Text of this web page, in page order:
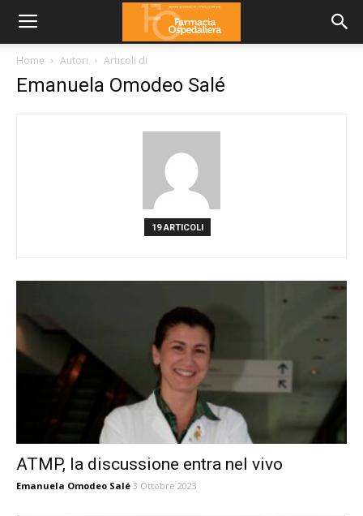
Home Autori Articoli di
Emanuela Omodeo Salé
19 ARTICOLI
ATMP, la discussione entra nel vivo
Emanuela Omodeo Salé 3 Ottobre 2023